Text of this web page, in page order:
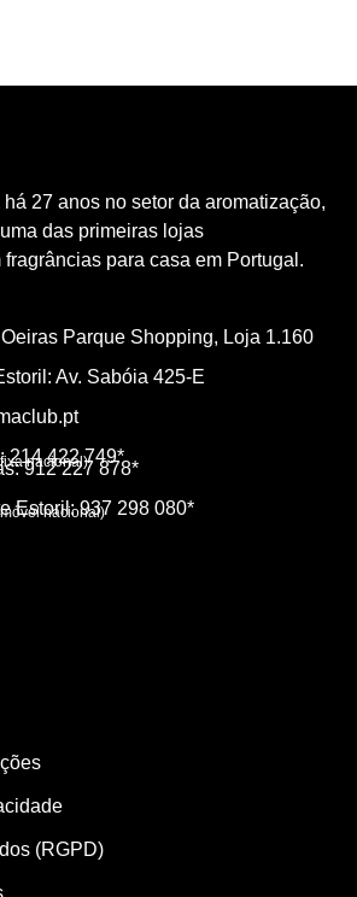
27 anos no setor da aromatização,
das primeiras lojas
para casa em Portugal.
Parque Shopping, Loja 1.160
Av. Sabóia 425-E
214 422 749*
nacional)
912 227 878*
Estoril: 937 298 080*
nacional)
(RGPD)